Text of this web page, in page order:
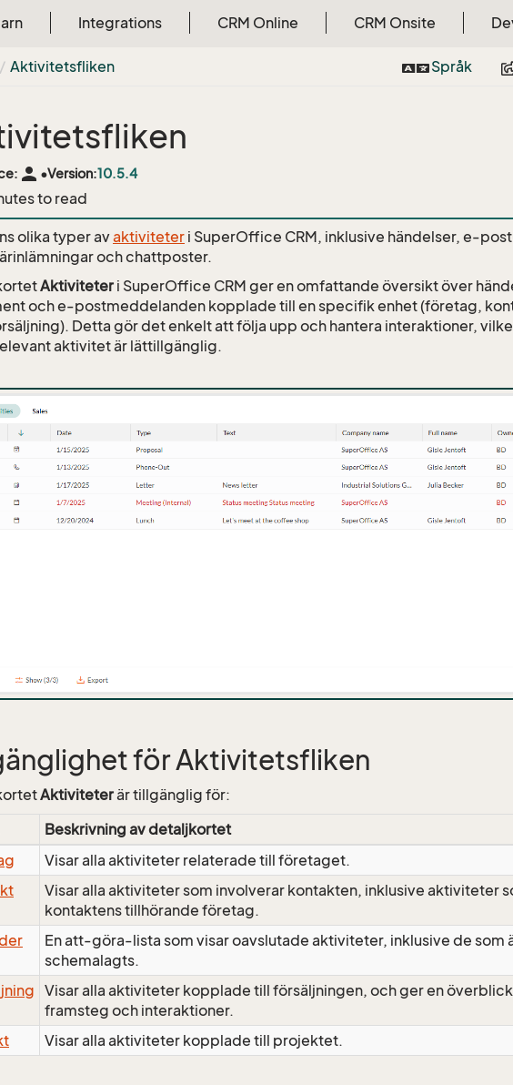
Integrations CRM Online CRM Onsite
Aktivitetsfliken Språk
person •Version:10.5.4
to read
olika typer avaktiviteter i SuperOffice CRM, inklusive händelser, e-
och chattposter.
Aktiviteter i SuperOffice CRM ger en omfattande översikt över
och e-postmeddelanden kopplade till en specifik enhet (företag,
Detta gör det enkelt att följa upp och hantera interaktioner,
aktivitet är lättillgänglig.
för Aktivitetsfliken
Aktiviteterär tillgänglig för:
Beskrivning av detaljkortet
Visar alla aktiviteter relaterade till företaget.
Visar alla aktiviteter som involverar kontakten, inklusive aktiviteter
kontaktens tillhörande företag.
En att-göra-lista som visar oavslutade aktiviteter, inklusive de som
schemalagts.
Visar alla aktiviteter kopplade till försäljningen, och ger en
framsteg och interaktioner.
Visar alla aktiviteter kopplade till projektet.